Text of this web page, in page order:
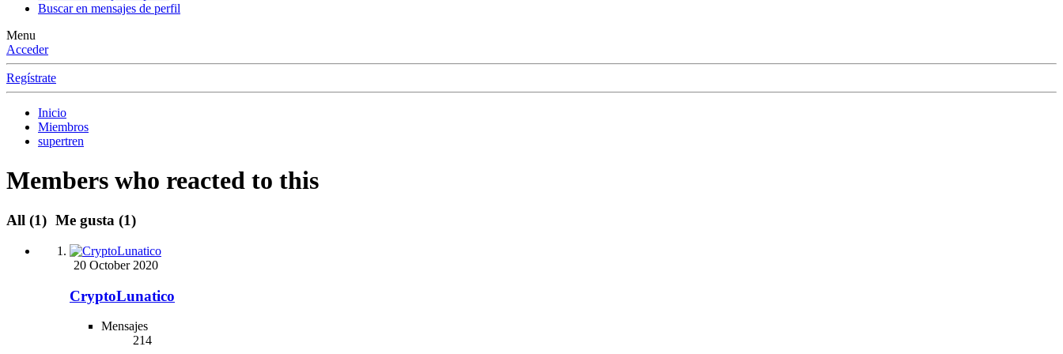
Buscar en mensajes de perfil
Menu
Acceder
Regístrate
Inicio
Miembros
supertren
Members who reacted to this
All (1) Me gusta (1)
20 October 2020
CryptoLunatico
Mensajes
214